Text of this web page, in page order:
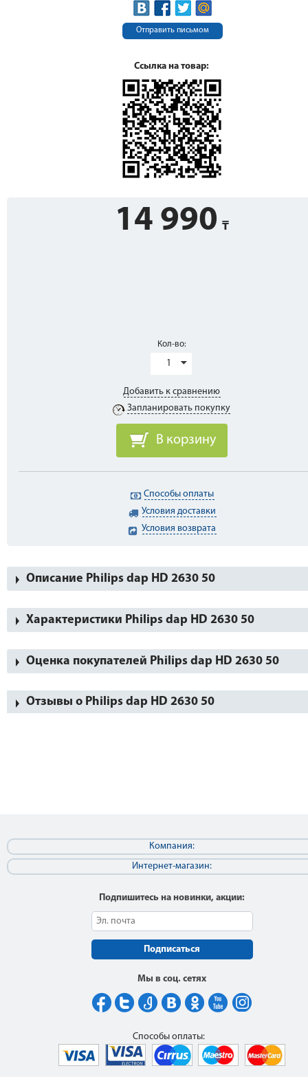
Отправить письмом
Ссылка на товар:
14 990
Кол-во:
1
Добавить к сравнению
Запланировать покупку
В корзину
Способы оплаты
Условия доставки
Условия возврата
Описание Philips dap HD 2630 50
Характеристики Philips dap HD 2630 50
Оценка покупателей Philips dap HD 2630 50
Отзывы о Philips dap HD 2630 50
Компания:
Интернет-магазин:
Подпишитесь на новинки, акции:
Подписаться
Мы в соц. сетях
Способы оплаты: